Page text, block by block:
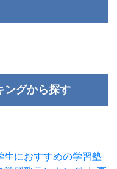
ングから探す
生におすすめの学習塾